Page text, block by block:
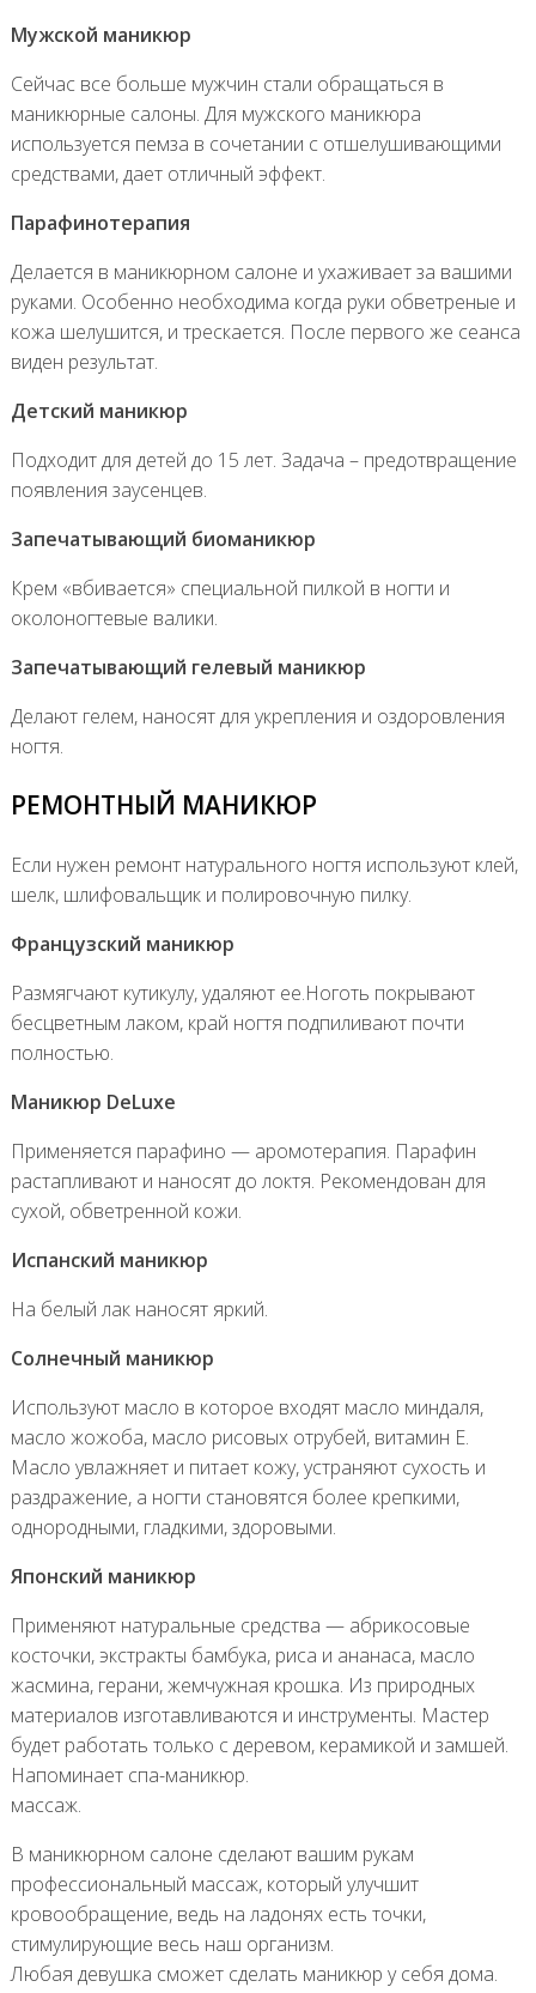
Мужской маникюр
Сейчас все больше мужчин стали обращаться в
маникюрные салоны. Для мужского маникюра
используется пемза в сочетании с отшелушивающими
средствами, дает отличный эффект.
Парафинотерапия
Делается в маникюрном салоне и ухаживает за вашими
руками. Особенно необходима когда руки обветреные и
кожа шелушится, и трескается. После первого же сеанса
виден результат.
Детский маникюр
Подходит для детей до 15 лет. Задача – предотвращение
появления заусенцев.
Запечатывающий биоманикюр
Крем «вбивается» специальной пилкой в ногти и
околоногтевые валики.
Запечатывающий гелевый маникюр
Делают гелем, наносят для укрепления и оздоровления
ногтя.
РЕМОНТНЫЙ МАНИКЮР
Если нужен ремонт натурального ногтя используют клей,
шелк, шлифовальщик и полировочную пилку.
Французский маникюр
Размягчают кутикулу, удаляют ее.Ноготь покрывают
бесцветным лаком, край ногтя подпиливают почти
полностью.
Маникюр DeLuxe
Применяется парафино — аромотерапия. Парафин
растапливают и наносят до локтя. Рекомендован для
сухой, обветренной кожи.
Испанский маникюр
На белый лак наносят яркий.
Солнечный маникюр
Используют масло в которое входят масло миндаля,
масло жожоба, масло рисовых отрубей, витамин Е.
Масло увлажняет и питает кожу, устраняют сухость и
раздражение, а ногти становятся более крепкими,
однородными, гладкими, здоровыми.
Японский маникюр
Применяют натуральные средства — абрикосовые
косточки, экстракты бамбука, риса и ананаса, масло
жасмина, герани, жемчужная крошка. Из природных
материалов изготавливаются и инструменты. Мастер
будет работать только с деревом, керамикой и замшей.
Напоминает спа-маникюр.
массаж.
В маникюрном салоне сделают вашим рукам
профессиональный массаж, который улучшит
кровообращение, ведь на ладонях есть точки,
стимулирующие весь наш организм.
Любая девушка сможет сделать маникюр у себя дома.